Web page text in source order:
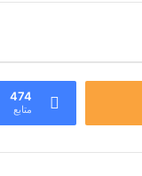
474
متابع